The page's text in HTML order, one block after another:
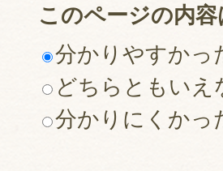
このページの内
分かりやすかっ
どちらともいえ
分かりにくかっ